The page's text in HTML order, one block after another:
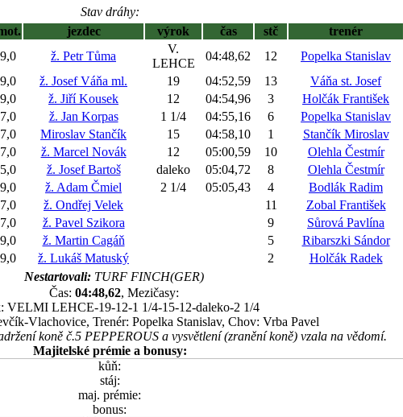
Stav dráhy:
jezdec výrok čas stč trenér
ž. Petr Tůma
V.
LEHCE
04:48,62 12 Popelka Stanislav
ž. Josef Váňa ml. 19 04:52,59 13 Váňa st. Josef
ž. Jiří Kousek 12 04:54,96 3 Holčák František
ž. Jan Korpas 1 1/4 04:55,16 6 Popelka Stanislav
Miroslav Stančík 15 04:58,10 1 Stančík Miroslav
ž. Marcel Novák 12 05:00,59 10 Olehla Čestmír
ž. Josef Bartoš daleko 05:04,72 8 Olehla Čestmír
ž. Adam Čmiel 2 1/4 05:05,43 4 Bodlák Radim
ž. Ondřej Velek 11 Zobal František
ž. Pavel Szikora 9 Sůrová Pavlína
ž. Martin Cagáň 5 Ribarszki Sándor
ž. Lukáš Matuský 2 Holčák Radek
Nestartovali:TURF FINCH(GER)
Čas: 04:48,62, Mezičasy:
VELMI LEHCE-19-12-1 1/4-15-12-daleko-2 1/4
Vlachovice, Trenér: Popelka Stanislav, Chov: Vrba Pavel
koně č.5 PEPPEROUS a vysvětlení (zranění koně) vzala na vědomí.
Majitelské prémie a bonusy:
kůň:
stáj:
maj. prémie:
bonus: